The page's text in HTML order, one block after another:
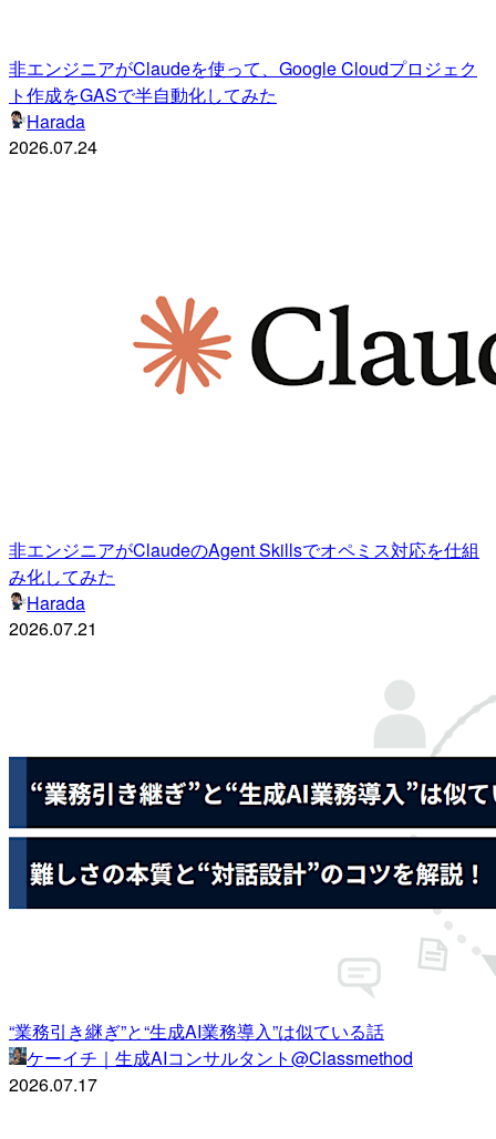
非エンジニアがClaudeを使って、Google Cloudプロジェク
ト作成をGASで半自動化してみた
Harada
2026.07.24
非エンジニアがClaudeのAgent Skillsでオペミス対応を仕組
み化してみた
Harada
2026.07.21
“業務引き継ぎ”と“生成AI業務導入”は似ている話
ケーイチ｜生成AIコンサルタント@Classmethod
2026.07.17